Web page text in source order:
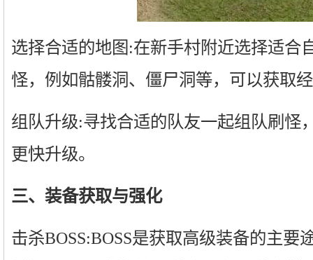
选择合适的地图:在新手村附近选择适合
怪，例如骷髅洞、僵尸洞等，可以获取
组队升级:寻找合适的队友一起组队刷怪
更快升级。
三、装备获取与强化
击杀BOSS:BOSS是获取高级装备的主要